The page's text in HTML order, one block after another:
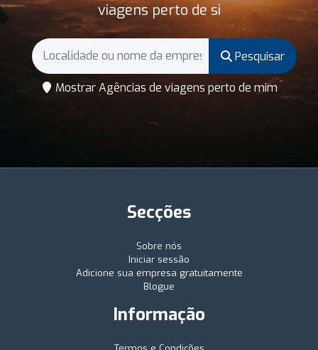
viagens perto de si
Pesquisar
Mostrar Agências de viagens perto de mim
Secções
Sobre nós
Iniciar sessão
Adicione sua empresa gratuitamente
Blogue
Informação